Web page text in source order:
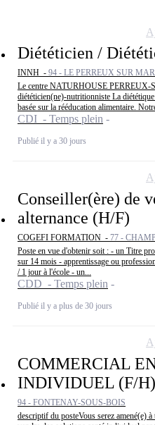
Diététicien /
INNH - 94 - LE PERREUX SUR
Le centre NATURHOUSE PERREUX-
diététicien(ne)-nutritionniste La
basée sur la rééducation alimentaire.
CDI - Temps plein
Publié il y a 30 jours
Conseiller(ère) de
alternance (H/F)
COGEFI FORMATION - 77 -
Poste en vue d'obtenir soit : - un Titre
sur 14 mois - apprentissage ou
/ 1 jour à l'école - un...
CDD - Temps plein
Publié il y a plus de 30 jours
COMMERCIAL
INDIVIDUEL (F/H)
94 - FONTENAY-SOUS-BOIS
descriptif du posteVous serez amené(e)